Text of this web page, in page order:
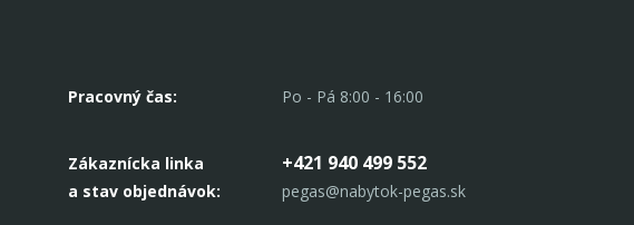
jemnú eleganciu.
Pracovný čas: Po - Pá 8:00 - 16:00
Zákaznícka linka
a stav objednávok:
+421 940 499 552
pegas@nabytok-pegas.sk